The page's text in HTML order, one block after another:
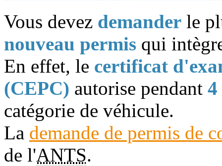
Vous devez demander le
nouveau permis qui
En effet, le certificat
(CEPC) autorise pendant 4
catégorie de véhicule.
La demande de permis de
de l'ANTS.